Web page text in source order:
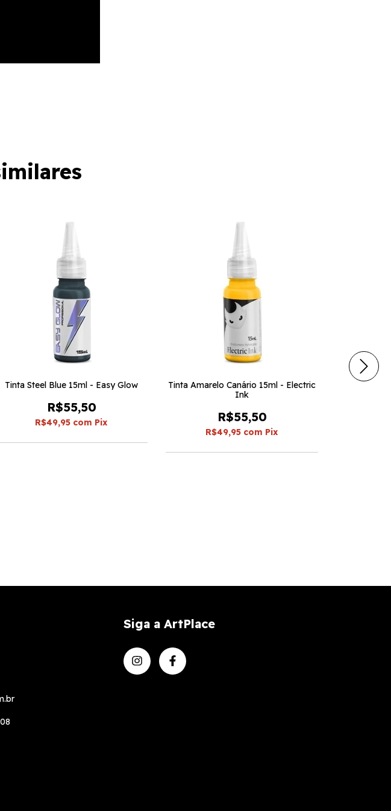
Tinta Steel Blue 15ml - Easy Glow
R$55,50
R$49,95 com Pix
Tinta Amarelo Canário 15ml - Electric
Ink
R$55,50
R$49,95 com Pix
Siga a ArtPlace